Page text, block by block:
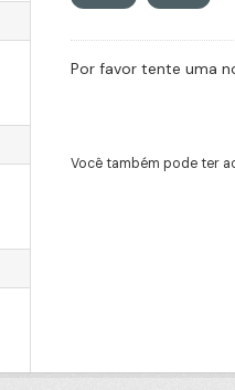
Por favor tente uma
Você também pode ter